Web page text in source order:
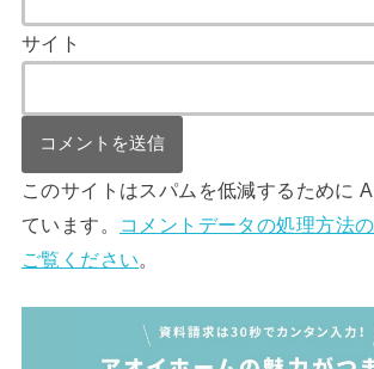
サイト
このサイトはスパムを低減するために
ています。
コメントデータの処理方法
ご覧ください。